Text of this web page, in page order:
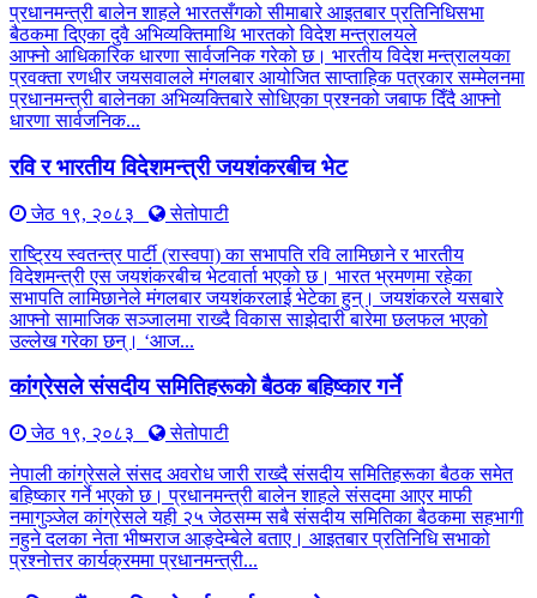
प्रधानमन्त्री बालेन शाहले भारतसँगको सीमाबारे आइतबार प्रतिनिधिसभा
बैठकमा दिएका दुवै अभिव्यक्तिमाथि भारतको विदेश मन्त्रालयले
आफ्नो आधिकारिक धारणा सार्वजनिक गरेको छ। भारतीय विदेश मन्त्रालयका
प्रवक्ता रणधीर जयसवालले मंगलबार आयोजित साप्ताहिक पत्रकार सम्मेलनमा
प्रधानमन्त्री बालेनका अभिव्यक्तिबारे सोधिएका प्रश्नको जबाफ दिँदै आफ्नो
धारणा सार्वजनिक...
रवि र भारतीय विदेशमन्त्री जयशंकरबीच भेट
जेठ १९, २०८३
सेतोपाटी
राष्ट्रिय स्वतन्त्र पार्टी (रास्वपा) का सभापति रवि लामिछाने र भारतीय
विदेशमन्त्री एस जयशंकरबीच भेटवार्ता भएको छ। भारत भ्रमणमा रहेका
सभापति लामिछानेले मंगलबार जयशंकरलाई भेटेका हुन्। जयशंकरले यसबारे
आफ्नो सामाजिक सञ्जालमा राख्दै विकास साझेदारी बारेमा छलफल भएको
उल्लेख गरेका छन्। ‘आज...
कांग्रेसले संसदीय समितिहरूकाे बैठक बहिष्कार गर्ने
जेठ १९, २०८३
सेतोपाटी
नेपाली कांग्रेसले संसद अवरोध जारी राख्दै संसदीय समितिहरूका बैठक समेत
बहिष्कार गर्ने भएको छ। प्रधानमन्त्री बालेन शाहले संसदमा आएर माफी
नमागुञ्जेल कांग्रेसले यही २५ जेठसम्म सबै संसदीय समितिका बैठकमा सहभागी
नहुने दलका नेता भीष्मराज आङ्देम्बेले बताए। आइतबार प्रतिनिधि सभाको
प्रश्नोत्तर कार्यक्रममा प्रधानमन्त्री...